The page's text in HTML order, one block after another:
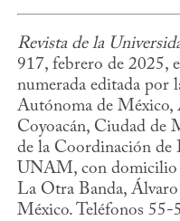
Revista de la
917, febrero de 2025,
numerada editada por
Autónoma de México,
Coyoacán, Ciudad de
de la Coordinación
UNAM, con domicilio
La Otra Banda,
México. Teléfonos